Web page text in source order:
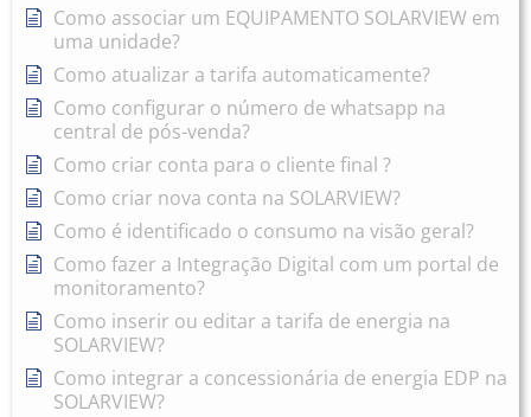
Como associar um EQUIPAMENTO SOLARVIEW em
uma unidade?
Como atualizar a tarifa automaticamente?
Como configurar o número de whatsapp na
central de pós-venda?
Como criar conta para o cliente final ?
Como criar nova conta na SOLARVIEW?
Como é identificado o consumo na visão geral?
Como fazer a Integração Digital com um portal de
monitoramento?
Como inserir ou editar a tarifa de energia na
SOLARVIEW?
Como integrar a concessionária de energia EDP na
SOLARVIEW?